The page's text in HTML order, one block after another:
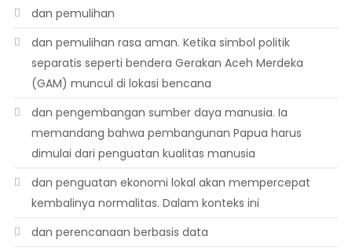
dan pemulihan
dan pemulihan rasa aman. Ketika simbol politik
separatis seperti bendera Gerakan Aceh Merdeka
(GAM) muncul di lokasi bencana
dan pengembangan sumber daya manusia. Ia
memandang bahwa pembangunan Papua harus
dimulai dari penguatan kualitas manusia
dan penguatan ekonomi lokal akan mempercepat
kembalinya normalitas. Dalam konteks ini
dan perencanaan berbasis data